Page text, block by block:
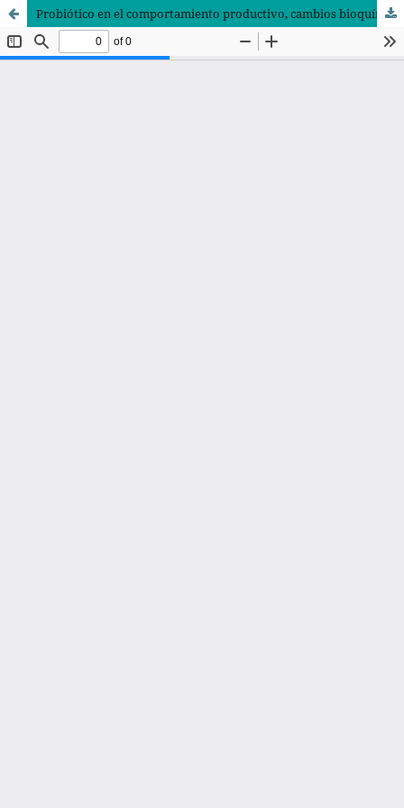
Probiótico en el comportamiento productivo, cambios bioquímicos y hematológicos y salud intestinal de codornices en postura